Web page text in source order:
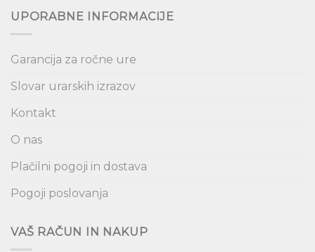
UPORABNE INFORMACIJE
Garancija za ročne ure
Slovar urarskih izrazov
Kontakt
O nas
Plačilni pogoji in dostava
Pogoji poslovanja
VAŠ RAČUN IN NAKUP